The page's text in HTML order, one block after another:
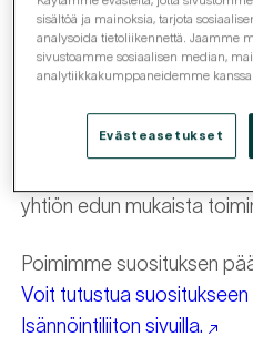
lakisääteisiä
helpottavat taloyhtiön
Suositus pohjautuu
muun muassa
yhtiön edun mukaista
Poimimme suosituksen
Voit tutustua
Isännöintiliiton sivuilla.
sisältöä ja mainoksia, tarjota
analysoida tietoliikennettä. Jaamme
sivustoamme sosiaalisen median,
analytiikkakumppaneidemme kanssa.
Evästeasetukset